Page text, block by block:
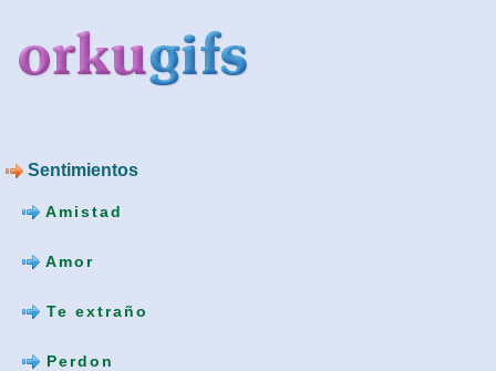
Sentimientos
Amistad
Amor
Te extraño
Perdon